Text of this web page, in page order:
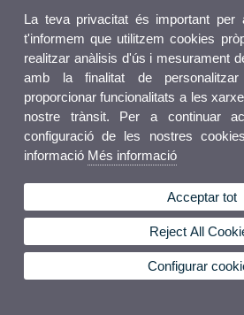
La teva privacitat és important per
t'informem que utilitzem cookies
realitzar anàlisis d'ús i mesurament
amb la finalitat de personalitzar
proporcionar funcionalitats a les
nostre trànsit. Per a continuar
configuració de les nostres
informació Més informació
Acceptar tot
Reject All
Configurar